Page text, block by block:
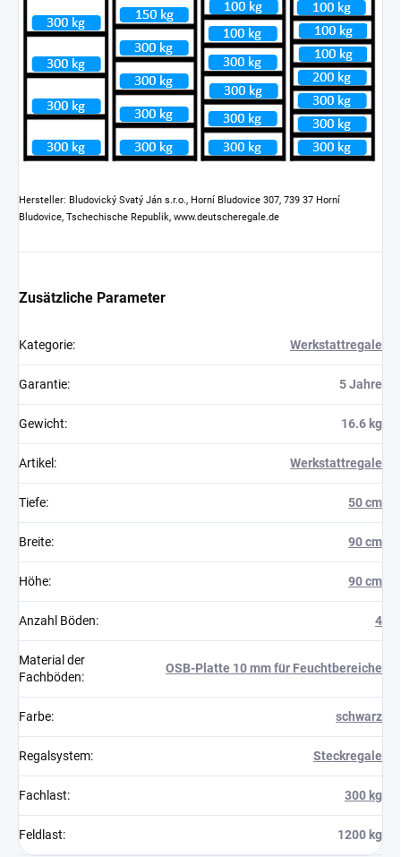
Hersteller: Bludovický Svatý Ján s.r.o., Horní Bludovice 307, 739 37 Horní
Bludovice, Tschechische Republik, www.deutscheregale.de
Zusätzliche Parameter
Kategorie: Werkstattregale
Garantie: 5 Jahre
Gewicht: 16.6 kg
Artikel : Werkstattregale
Tiefe: 50 cm
Breite: 90 cm
Höhe: 90 cm
Anzahl Böden: 4
Material der
Fachböden:
OSB-Platte 10 mm für Feuchtbereiche
Farbe: schwarz
Regalsystem: Steckregale
Fachlast: 300 kg
Feldlast: 1200 kg